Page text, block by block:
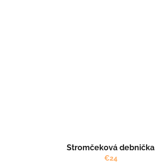
Stromčeková debnička
€24